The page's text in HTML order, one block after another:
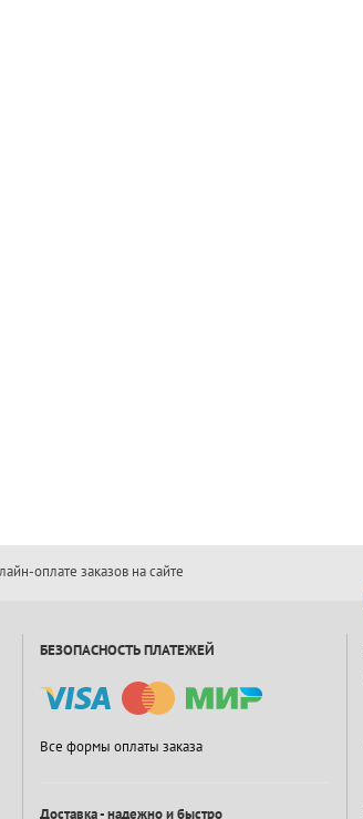
оплате заказов на сайте
БЕЗОПАСНОСТЬ ПЛАТЕЖЕЙ
Все формы оплаты заказа
Доставка - надежно и быстро